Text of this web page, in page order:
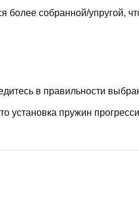
более собранной/упругой,
в правильности
установка пружин